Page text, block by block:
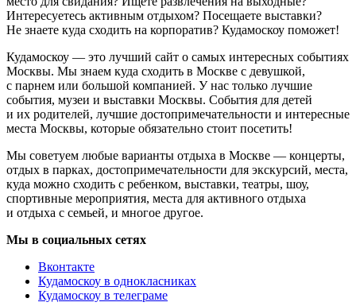
Интересуетесь активным отдыхом? Посещаете выставки?
Не знаете куда сходить на корпоратив? Кудамоскоу поможет!
Кудамоскоу — это лучший сайт о самых интересных событиях
Москвы. Мы знаем куда сходить в Москве с девушкой,
с парнем или большой компанией. У нас только лучшие
события, музеи и выставки Москвы. События для детей
и их родителей, лучшие достопримечательности и интересные
места Москвы, которые обязательно стоит посетить!
Мы советуем любые варианты отдыха в Москве — концерты,
отдых в парках, достопримечательности для экскурсий, места,
куда можно сходить с ребенком, выставки, театры, шоу,
спортивные мероприятия, места для активного отдыха
и отдыха с семьей, и многое другое.
Мы в социальных сетях
Вконтакте
Кудамоскоу в однокласниках
Кудамоскоу в телеграме